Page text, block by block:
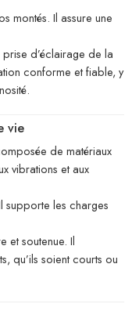
montés. Il assure une
d’éclairage de la
conforme et fiable, y
vie
de matériaux
vibrations et aux
supporte les charges
et soutenue. Il
qu’ils soient courts ou